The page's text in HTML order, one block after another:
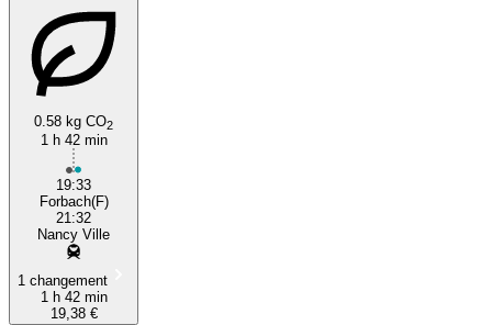
0.58 kg CO2
1 h 42 min
19:33
Forbach(F)
21:32
Nancy Ville
1 changement
1 h 42 min
19,38 €